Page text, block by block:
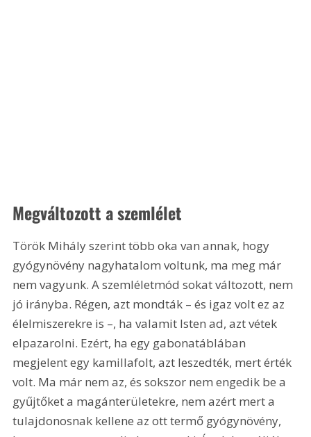
Megváltozott a szemlélet
Török Mihály szerint több oka van annak, hogy
gyógynövény nagyhatalom voltunk, ma meg már
nem vagyunk. A szemléletmód sokat változott, nem
jó irányba. Régen, azt mondták – és igaz volt ez az
élelmiszerekre is –, ha valamit Isten ad, azt vétek
elpazarolni. Ezért, ha egy gabonatáblában
megjelent egy kamillafolt, azt leszedték, mert érték
volt. Ma már nem az, és sokszor nem engedik be a
gyűjtőket a magánterületekre, nem azért mert a
tulajdonosnak kellene az ott termő gyógynövény,